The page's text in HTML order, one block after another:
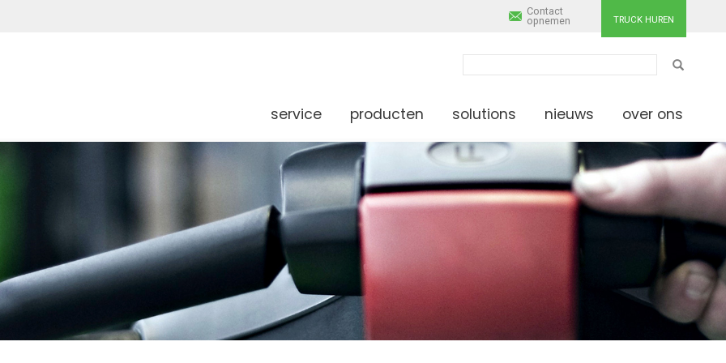
TRUCK HUREN
Contact
opnemen
ZOEKEN
service producten solutions nieuws over ons